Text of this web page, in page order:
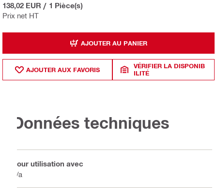
Prix net HT
138,02 EUR / 1 Pièce(s)
AJOUTER AU PANIER
AJOUTER AUX FAVORIS
VÉRIFIER LA DISPONIB
ILITÉ
Données techniques
Pour utilisation avec
n/a